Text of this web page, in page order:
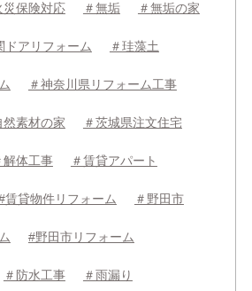
災保険対応 ＃無垢 ＃無垢の家
ドアリフォーム ＃珪藻土
＃神奈川県リフォーム工事
然素材の家 ＃茨城県注文住宅
解体工事 ＃賃貸アパート
賃貸物件リフォーム ＃野田市
#野田市リフォーム
＃防水工事 ＃雨漏り